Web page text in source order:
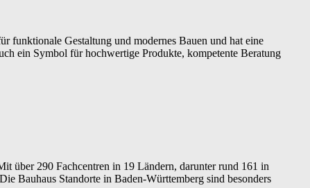
funktionale Gestaltung und modernes Bauen und hat eine
ein Symbol für hochwertige Produkte, kompetente Beratung
über 290 Fachcentren in 19 Ländern, darunter rund 161 in
Bauhaus Standorte in Baden-Württemberg sind besonders